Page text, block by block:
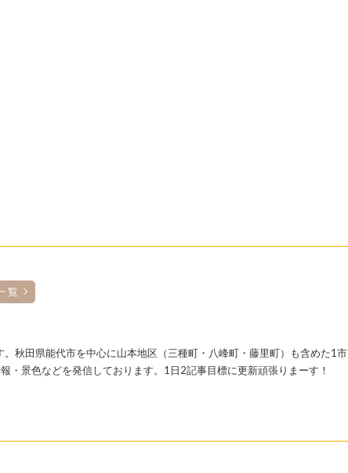
覧
秋田県能代市を中心に山本地区（三種町・八峰町・藤里町）も含めた1市
・景色などを発信しております。1日2記事目標に更新頑張りまーす！